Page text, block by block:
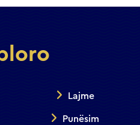
Lajme
Punësim